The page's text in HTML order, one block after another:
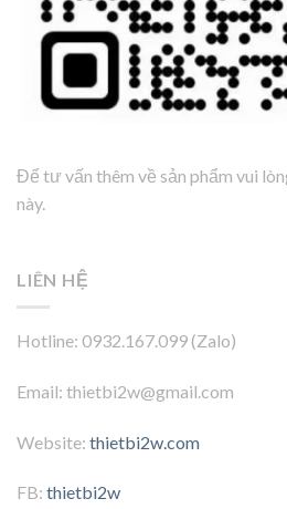
Để tư vấn thêm về sản phẩm vui
này.
LIÊN HỆ
Hotline: 0932.167.099 (Zalo)
Email: thietbi2w@gmail.com
Website: thietbi2w.com
FB: thietbi2w